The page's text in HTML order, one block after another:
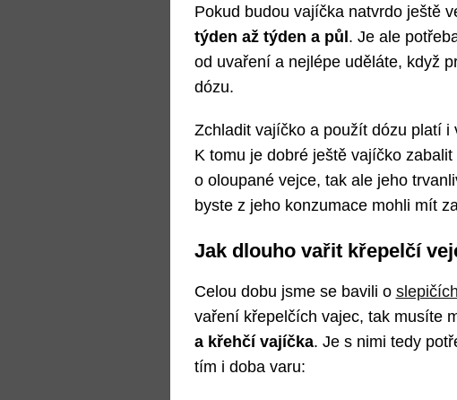
Pokud budou vajíčka natvrdo ještě
týden až týden a půl . Je ale
od uvaření a nejlépe uděláte, když
dózu.
Zchladit vajíčko a použít dózu platí
K tomu je dobré ještě vajíčko
o oloupané vejce, tak ale jeho
byste z jeho konzumace mohli mít
Jak dlouho vařit křepelčí
Celou dobu jsme se bavili o
vaření křepelčích vajec, tak musíte
a křehčí vajíčka. Je s nimi tedy
tím i doba varu: